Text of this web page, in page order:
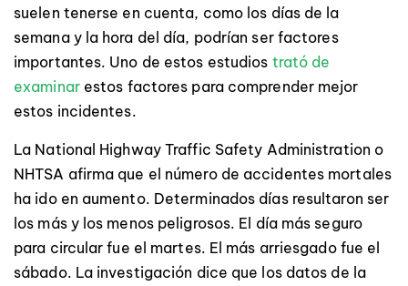
suelen tenerse en cuenta, como los días de la
semana y la hora del día, podrían ser factores
importantes. Uno de estos estudios trató de
examinarestos factores para comprender mejor
estos incidentes.
La National Highway Traffic Safety Administration o
NHTSA afirma que el número de accidentes mortales
ha ido en aumento. Determinados días resultaron ser
los más y los menos peligrosos. El día más seguro
para circular fue el martes. El más arriesgado fue el
sábado. La investigación dice que los datos de la